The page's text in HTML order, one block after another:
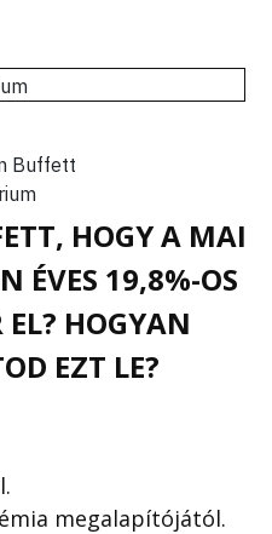
HOGY A MAI
ÉVES 19,8%-OS
HOGYAN
EZT LE?
megalapítójától.